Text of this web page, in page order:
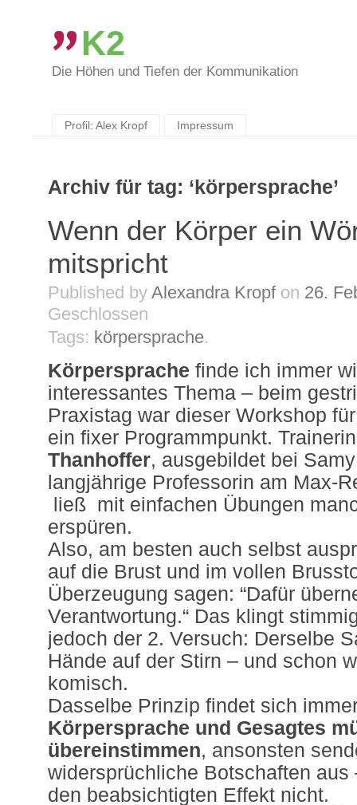
K2
Die Höhen und Tiefen der Kommunikation
Profil: Alex Kropf
Impressum
Archiv für tag: ‘körpersprache’
Wenn der Körper ein
mitspricht
Published by Alexandra Kropf on 26.
Geschlossen
Tags: körpersprache.
Körpersprache finde ich immer
interessantes Thema – beim
Praxistag war dieser Workshop
ein fixer Programmpunkt.
Thanhoffer, ausgebildet bei
langjährige Professorin am Max-
ließ mit einfachen Übungen
erspüren.
Also, am besten auch selbst
auf die Brust und im vollen
Überzeugung sagen: “Dafür
Verantwortung.“ Das klingt
jedoch der 2. Versuch: Derselbe
Hände auf der Stirn – und schon
komisch.
Dasselbe Prinzip findet sich
Körpersprache und Gesagtes
übereinstimmen, ansonsten
widersprüchliche Botschaften aus
den beabsichtigten Effekt nicht.